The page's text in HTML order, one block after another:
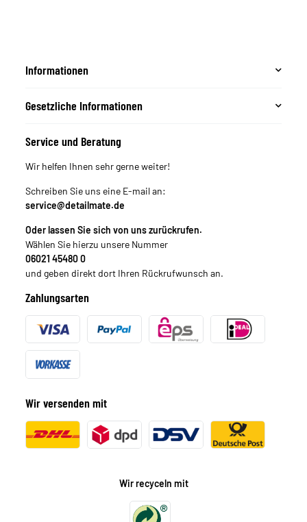
Informationen
Gesetzliche Informationen
Service und Beratung
Wir helfen Ihnen sehr gerne weiter!
Schreiben Sie uns eine E-mail an:
service@detailmate.de
Oder lassen Sie sich von uns zurückrufen.
Wählen Sie hierzu unsere Nummer
06021 45480 0
und geben direkt dort Ihren Rückrufwunsch an.
Zahlungsarten
Wir versenden mit
Wir recyceln mit